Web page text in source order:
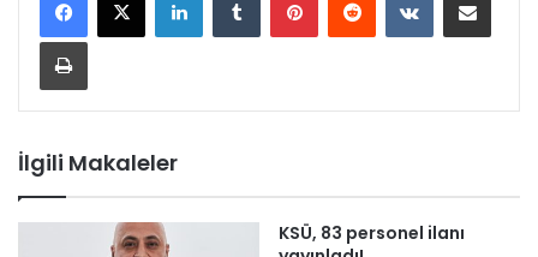
Yazdır
İlgili Makaleler
KSÜ, 83 personel ilanı